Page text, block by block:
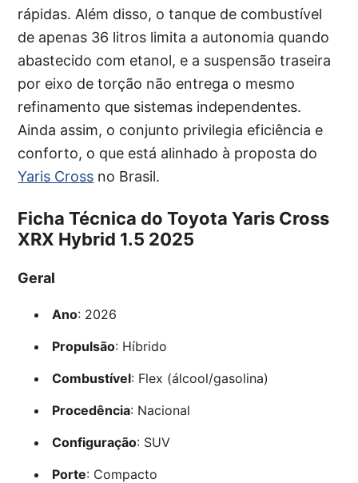
rápidas. Além disso, o tanque de combustível
de apenas 36 litros limita a autonomia quando
abastecido com etanol, e a suspensão traseira
por eixo de torção não entrega o mesmo
refinamento que sistemas independentes.
Ainda assim, o conjunto privilegia eficiência e
conforto, o que está alinhado à proposta do
Yaris Cross no Brasil.
Ficha Técnica do Toyota Yaris Cross
XRX Hybrid 1.5 2025
Geral
Ano: 2026
Propulsão: Híbrido
Combustível: Flex (álcool/gasolina)
Procedência: Nacional
Configuração: SUV
Porte: Compacto